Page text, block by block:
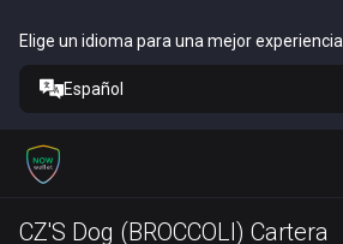
Elige un idioma para una mejor experiencia
Español
CZ'S Dog (BROCCOLI) Cartera